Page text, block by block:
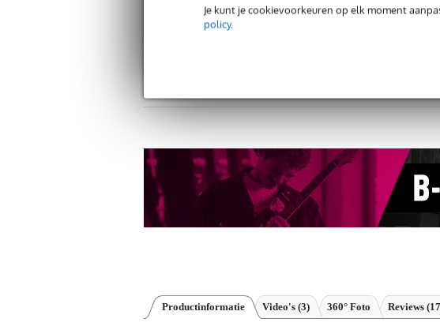
Je kunt je cookievoorkeuren op elk moment
policy.
Productinformatie Video's (3) 360° Foto Reviews